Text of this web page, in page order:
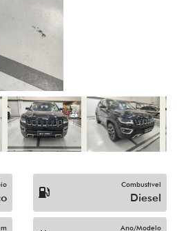
Final Da Placa
XXX5C09
149, Até 490/491, Bonfim
(19) 3743-1400